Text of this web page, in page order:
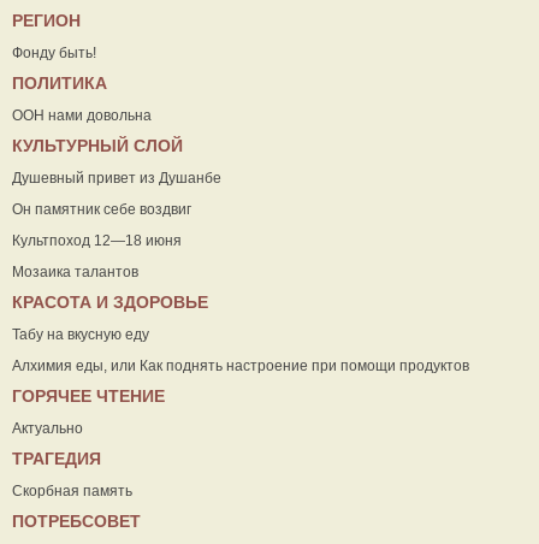
РЕГИОН
Фонду быть!
ПОЛИТИКА
ООН нами довольна
КУЛЬТУРНЫЙ СЛОЙ
Душевный привет из Душанбе
Он памятник себе воздвиг
Культпоход 12—18 июня
Мозаика талантов
КРАСОТА И ЗДОРОВЬЕ
Табу на вкусную еду
Алхимия еды, или Как поднять настроение при помощи продуктов
ГОРЯЧЕЕ ЧТЕНИЕ
Актуально
ТРАГЕДИЯ
Скорбная память
ПОТРЕБСОВЕТ